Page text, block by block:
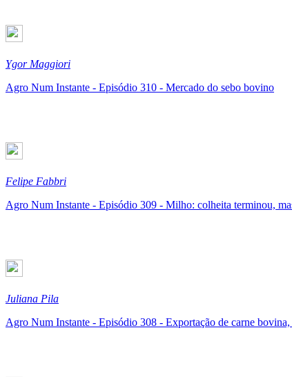
Ygor Maggiori
Agro Num Instante - Episódio 310 - Mercado do sebo bovino
Felipe Fabbri
Agro Num Instante - Episódio 309 - Milho: colheita terminou,
Juliana Pila
Agro Num Instante - Episódio 308 - Exportação de carne bovina,